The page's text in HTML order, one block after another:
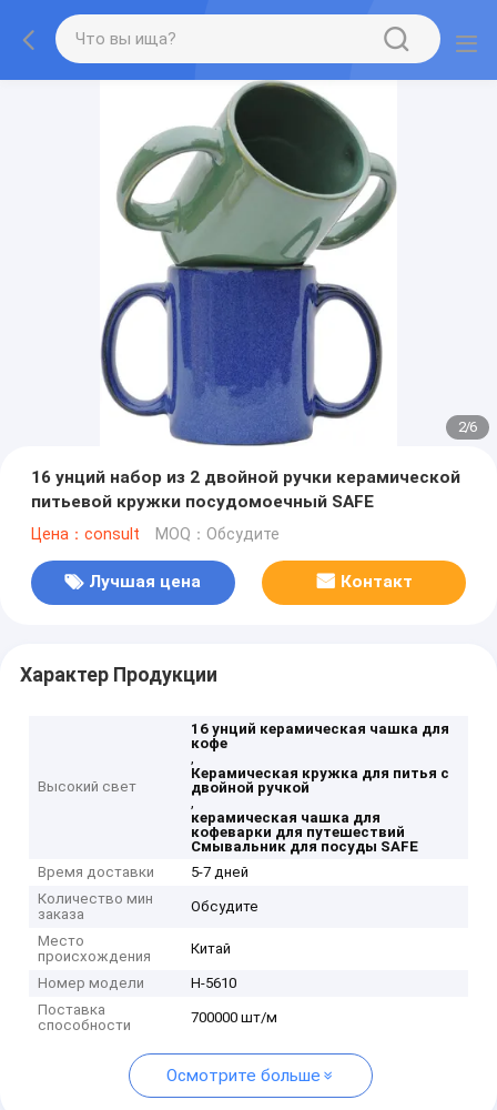
2/6
16 унций набор из 2 двойной ручки керамической
питьевой кружки посудомоечный SAFE
Цена：consult MOQ：Обсудите
Лучшая цена Контакт
Характер Продукции
Высокий свет
16 унций керамическая чашка для
кофе
,
Керамическая кружка для питья с
двойной ручкой
,
керамическая чашка для
кофеварки для путешествий
Смывальник для посуды SAFE
Время доставки
5-7 дней
Количество мин
заказа
Обсудите
Место
происхождения
Китай
Номер модели
H-5610
Поставка
способности
700000 шт/м
Осмотрите больше